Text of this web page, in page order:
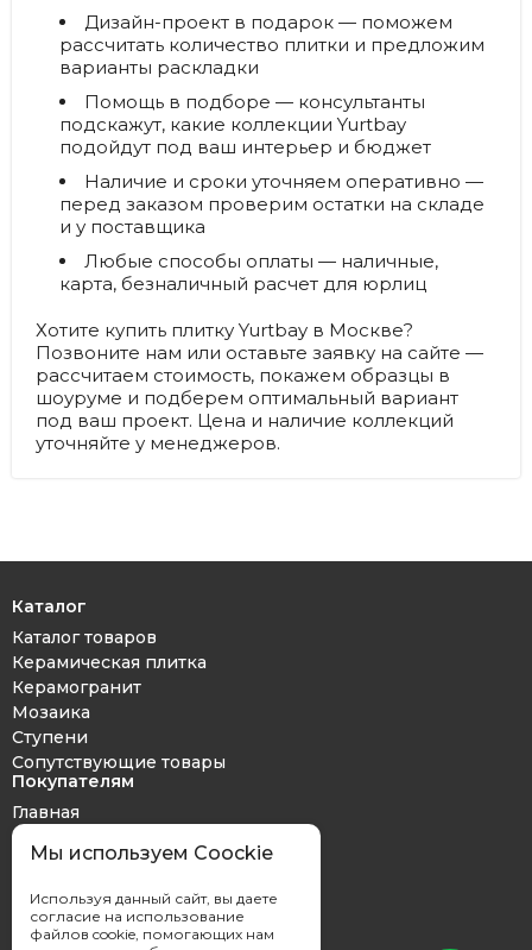
Дизайн-проект в подарок — поможем
рассчитать количество плитки и предложим
варианты раскладки
Помощь в подборе — консультанты
подскажут, какие коллекции Yurtbay
подойдут под ваш интерьер и бюджет
Наличие и сроки уточняем оперативно —
перед заказом проверим остатки на складе
и у поставщика
Любые способы оплаты — наличные,
карта, безналичный расчет для юрлиц
Хотите купить плитку Yurtbay в Москве?
Позвоните нам или оставьте заявку на сайте —
рассчитаем стоимость, покажем образцы в
шоуруме и подберем оптимальный вариант
под ваш проект. Цена и наличие коллекций
уточняйте у менеджеров.
Каталог
Каталог товаров
Керамическая плитка
Керамогранит
Мозаика
Ступени
Сопутствующие товары
Покупателям
Главная
Дизайн проект
Оплата и доставка
Контакты
Мы используем Coockie
Используя данный сайт, вы даете
согласие на использование
файлов cookie, помогающих нам